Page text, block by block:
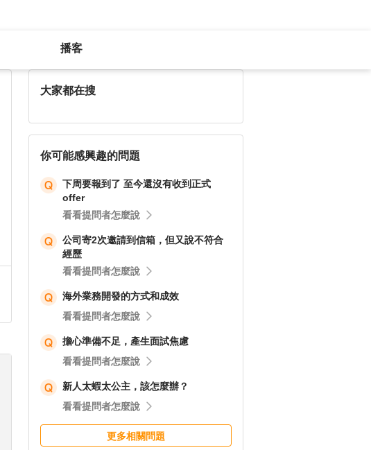
播客
大家都在搜
你可能感興趣的問題
下周要報到了 至今還沒有收到正式
offer
看看提問者怎麼說
公司寄2次邀請到信箱，但又說不符合
經歷
看看提問者怎麼說
海外業務開發的方式和成效
看看提問者怎麼說
擔心準備不足，產生面試焦慮
看看提問者怎麼說
新人太蝦太公主，該怎麼辦？
看看提問者怎麼說
更多相關問題